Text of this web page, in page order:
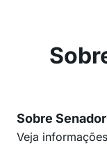
Sobre
Veja